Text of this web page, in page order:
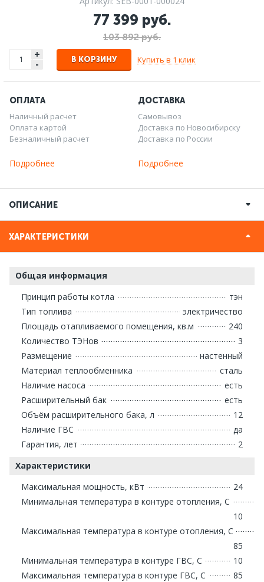
77 399 руб.
103 892 руб.
+
- В КОРЗИНУ Купить в 1 клик
ОПЛАТА
Наличный расчет
Оплата картой
Безналичный расчет
Подробнее
ДОСТАВКА
Самовывоз
Доставка по Новосибирску
Доставка по России
Подробнее
ОПИСАНИЕ
ХАРАКТЕРИСТИКИ
Общая информация
Принцип работы котла
тэн
Тип топлива
электричество
Площадь отапливаемого помещения, кв.м
240
Количество ТЭНов
3
Размещение
настенный
Материал теплообменника
сталь
Наличие насоса
есть
Расширительный бак
есть
Объём расширительного бака, л
12
Наличие ГВС
да
Гарантия, лет
2
Характеристики
Максимальная мощность, кВт
24
Минимальная температура в контуре отопления, С
10
Максимальная температура в контуре отопления, С
85
Минимальная температура в контуре ГВС, С
10
Максимальная температура в контуре ГВС, С
85